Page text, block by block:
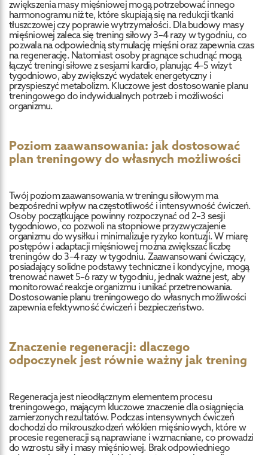
zwiększenia masy mięśniowej mogą potrzebować innego
harmonogramu niż te, które skupiają się na redukcji tkanki
tłuszczowej czy poprawie wytrzymałości. Dla budowy masy
mięśniowej zaleca się trening siłowy 3–4 razy w tygodniu, co
pozwala na odpowiednią stymulację mięśni oraz zapewnia czas
na regenerację. Natomiast osoby pragnące schudnąć mogą
łączyć treningi siłowe z sesjami kardio, planując 4–5 wizyt
tygodniowo, aby zwiększyć wydatek energetyczny i
przyspieszyć metabolizm. Kluczowe jest dostosowanie planu
treningowego do indywidualnych potrzeb i możliwości
organizmu.
Poziom zaawansowania: jak dostosować
plan treningowy do własnych możliwości
Twój poziom zaawansowania w treningu siłowym ma
bezpośredni wpływ na częstotliwość i intensywność ćwiczeń.
Osoby początkujące powinny rozpoczynać od 2–3 sesji
tygodniowo, co pozwoli na stopniowe przyzwyczajenie
organizmu do wysiłku i minimalizuje ryzyko kontuzji. W miarę
postępów i adaptacji mięśniowej można zwiększać liczbę
treningów do 3–4 razy w tygodniu. Zaawansowani ćwiczący,
posiadający solidne podstawy techniczne i kondycyjne, mogą
trenować nawet 5–6 razy w tygodniu, jednak ważne jest, aby
monitorować reakcje organizmu i unikać przetrenowania.
Dostosowanie planu treningowego do własnych możliwości
zapewnia efektywność ćwiczeń i bezpieczeństwo.
Znaczenie regeneracji: dlaczego
odpoczynek jest równie ważny jak trening
Regeneracja jest nieodłącznym elementem procesu
treningowego, mającym kluczowe znaczenie dla osiągnięcia
zamierzonych rezultatów. Podczas intensywnych ćwiczeń
dochodzi do mikrouszkodzeń włókien mięśniowych, które w
procesie regeneracji są naprawiane i wzmacniane, co prowadzi
do wzrostu siły i masy mięśniowej. Brak odpowiedniego